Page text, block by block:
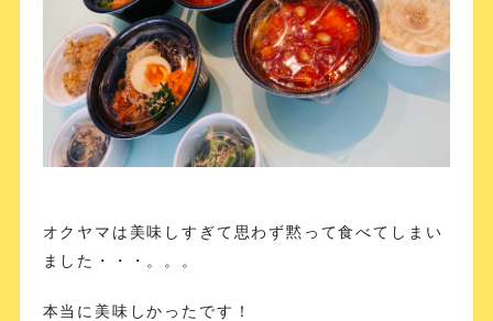
オクヤマは美味しすぎて思わず黙って食べてしまい
ました・・・。。。
本当に美味しかったです！